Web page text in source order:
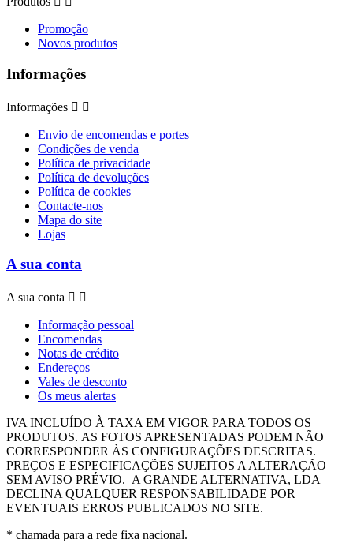
Promoção
Novos produtos
Informações
Informações  
Envio de encomendas e portes
Condições de venda
Política de privacidade
Política de devoluções
Política de cookies
Contacte-nos
Mapa do site
Lojas
A sua conta
A sua conta  
Informação pessoal
Encomendas
Notas de crédito
Endereços
Vales de desconto
Os meus alertas
IVA INCLUÍDO À TAXA EM VIGOR PARA TODOS OS
PRODUTOS. AS FOTOS APRESENTADAS PODEM NÃO
CORRESPONDER ÀS CONFIGURAÇÕES DESCRITAS.
PREÇOS E ESPECIFICAÇÕES SUJEITOS A ALTERAÇÃO
SEM AVISO PRÉVIO. A GRANDE ALTERNATIVA, LDA
DECLINA QUALQUER RESPONSABILIDADE POR
EVENTUAIS ERROS PUBLICADOS NO SITE.
* chamada para a rede fixa nacional.